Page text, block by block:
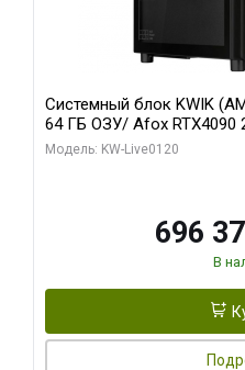
Системный блок KWIK
64 ГБ ОЗУ/ Afox RTX4090
HDMI ATX Turbo/ 1 ТБ SSD)
Модель: KW-Live0120
696
В